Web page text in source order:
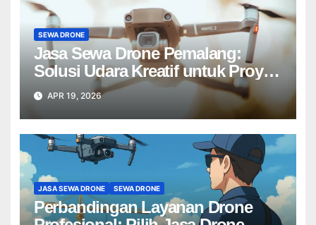
SEWA DRONE
Jasa Sewa Drone Pemalang:
Solusi Udara Kreatif untuk Proyek
Anda Tanpa Batas】
APR 19, 2026
JASA SEWA DRONE SEWA DRONE
Perbandingan Layanan Drone